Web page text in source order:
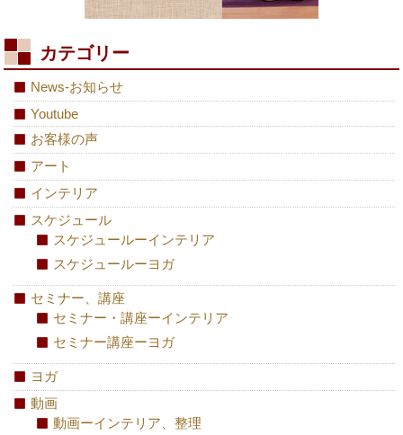
カテゴリー
News-お知らせ
Youtube
お客様の声
アート
インテリア
スケジュール
スケジュールーインテリア
スケジュールーヨガ
セミナー、講座
セミナー・講座ーインテリア
セミナー講座ーヨガ
ヨガ
動画
動画ーインテリア、整理